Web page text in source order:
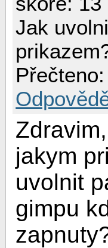
Jak
jakym
uvolnit
gimpu